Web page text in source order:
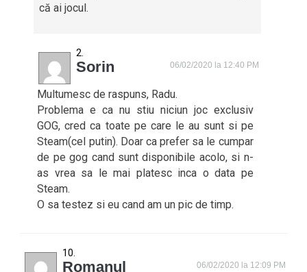
că ai jocul.
Sorin 06/02/2020 la 12:40 PM
Multumesc de raspuns, Radu.
Problema e ca nu stiu niciun joc exclusiv
GOG, cred ca toate pe care le au sunt si pe
Steam(cel putin). Doar ca prefer sa le cumpar
de pe gog cand sunt disponibile acolo, si n-
as vrea sa le mai platesc inca o data pe
Steam.
O sa testez si eu cand am un pic de timp.
Romanul 06/02/2020 la 12:09 PM